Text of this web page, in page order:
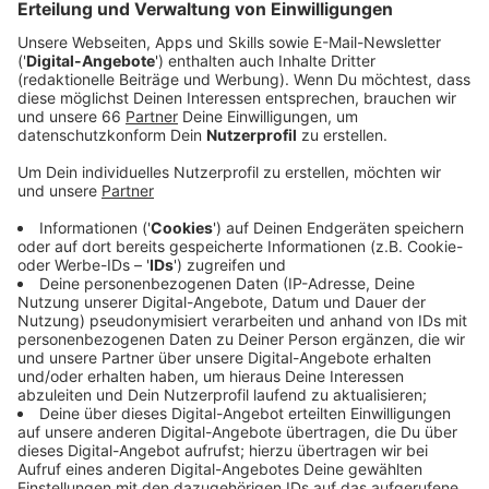
soll der Ordnungs- und Verkehrsausschuss
darüber entscheiden.
Veröffentlicht:Mittwoch, 10.01.2024 11:15
Anzeige
wichtige Straße, um die Altstadt zu erreichen.
Allerdings hatten Taxis, die in die Altstadt wollten
oder auswärtige Autofahrerinnen und -fahrer auf der
Suche nach einem Parkplatz immer wieder für längere
Staus gesorgt und damit die Rettungskräfte
behindert. Seit dem Sommer richtet die Stadt
gemeinsam mit der Polizei an den Wochenenden eine
manuelle Sperre ein. Jetzt soll eine dauerhafte Lösung
eingerichtet werden. Hotelgäste, Anwohnende,
Einsatzfahrzeuge und Taxis sollen aber weiter Zufahrt